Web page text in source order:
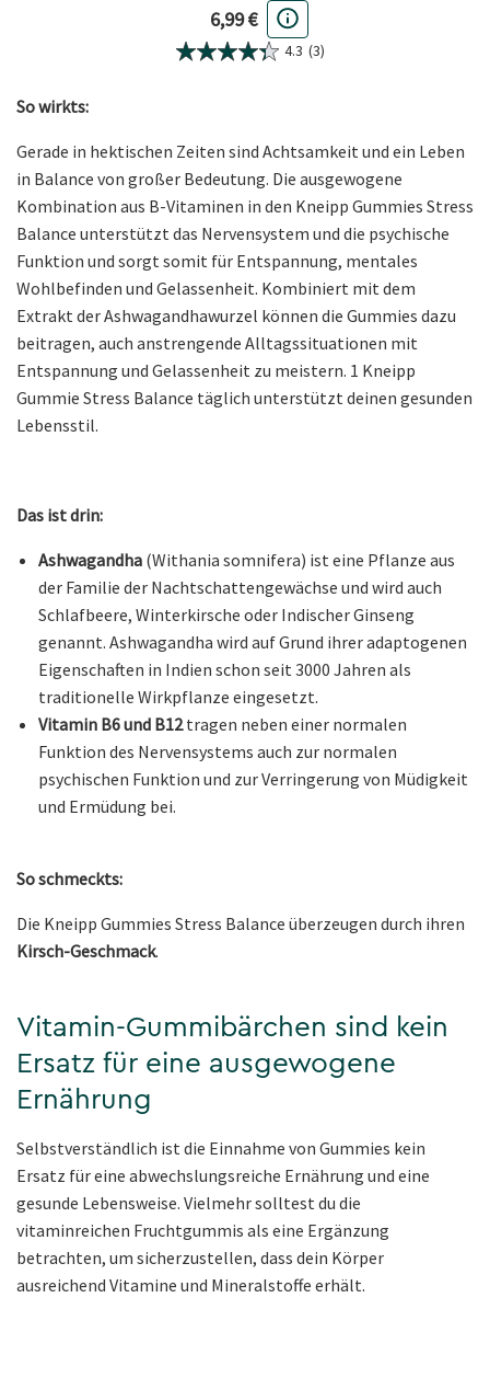
Aktueller Preis
6,99 €
4.3 (3)
So wirkts:
Gerade in hektischen Zeiten sind Achtsamkeit und ein Leben
in Balance von großer Bedeutung. Die ausgewogene
Kombination aus B-Vitaminen in den Kneipp Gummies Stress
Balance unterstützt das Nervensystem und die psychische
Funktion und sorgt somit für Entspannung, mentales
Wohlbefinden und Gelassenheit. Kombiniert mit dem
Extrakt der Ashwagandhawurzel können die Gummies dazu
beitragen, auch anstrengende Alltagssituationen mit
Entspannung und Gelassenheit zu meistern. 1 Kneipp
Gummie Stress Balance täglich unterstützt deinen gesunden
Lebensstil.
Das ist drin:
Ashwagandha (Withania somnifera) ist eine Pflanze aus
der Familie der Nachtschattengewächse und wird auch
Schlafbeere, Winterkirsche oder Indischer Ginseng
genannt. Ashwagandha wird auf Grund ihrer adaptogenen
Eigenschaften in Indien schon seit 3000 Jahren als
traditionelle Wirkpflanze eingesetzt.
Vitamin B6 und B12tragen neben einer normalen
Funktion des Nervensystems auch zur normalen
psychischen Funktion und zur Verringerung von Müdigkeit
und Ermüdung bei.
So schmeckts:
Die Kneipp Gummies Stress Balance überzeugen durch ihren
Kirsch-Geschmack.
Vitamin-Gummibärchen sind kein
Ersatz für eine ausgewogene
Ernährung
Selbstverständlich ist die Einnahme von Gummies kein
Ersatz für eine abwechslungsreiche Ernährung und eine
gesunde Lebensweise. Vielmehr solltest du die
vitaminreichen Fruchtgummis als eine Ergänzung
betrachten, um sicherzustellen, dass dein Körper
ausreichend Vitamine und Mineralstoffe erhält.